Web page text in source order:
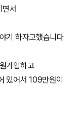
면서
기 하자고했습니다
가입하고
있어서 109만원이